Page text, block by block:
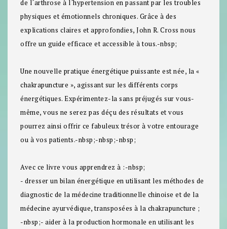
de l´arthrose à l´hypertension en passant par les troubles
physiques et émotionnels chroniques. Grâce à des
explications claires et approfondies, John R. Cross nous
offre un guide efficace et accessible à tous.-nbsp;
Une nouvelle pratique énergétique puissante est née, la «
chakrapuncture », agissant sur les différents corps
énergétiques. Expérimentez-la sans préjugés sur vous-
même, vous ne serez pas déçu des résultats et vous
pourrez ainsi offrir ce fabuleux trésor à votre entourage
ou à vos patients.-nbsp;-nbsp;-nbsp;
Avec ce livre vous apprendrez à :-nbsp;
- dresser un bilan énergétique en utilisant les méthodes de
diagnostic de la médecine traditionnelle chinoise et de la
médecine ayurvédique, transposées à la chakrapuncture ;
-nbsp;- aider à la production hormonale en utilisant les